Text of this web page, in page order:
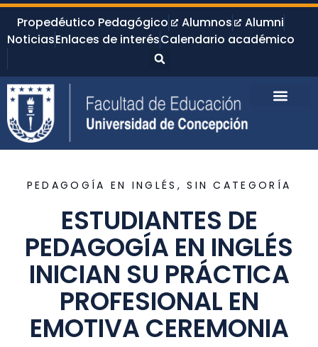
Propedéutico Pedagógico Alumnos
Alumni
NoticiasEnlaces de interésCalendario académico
PEDAGOGÍA EN INGLÉS ,SIN CATEGORÍA
ESTUDIANTES DE
PEDAGOGÍA EN INGLÉS
INICIAN SU PRÁCTICA
PROFESIONAL EN
EMOTIVA CEREMONIA